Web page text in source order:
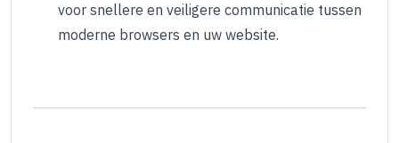
voor snellere en veiligere communicatie tussen
moderne browsers en uw website.